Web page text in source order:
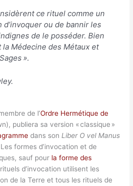
ce rituel comme un
d’invoquer ou de bannir les
de le posséder. Bien
la Médecine des Métaux et
».
de l’Ordre Hermétique de
publiera sa version « classique »
dans son Liber O vel Manus
formes d’invocation et de
sauf pour la forme des
d’invocation utilisent les
de la Terre et tous les rituels de